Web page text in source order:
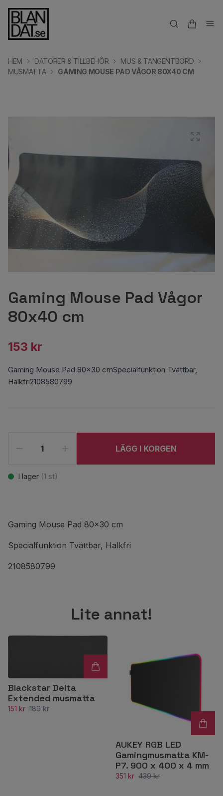
HEM DATORER & TILLBEHÖR
MUS & TANGENTBORD
MUSMATTA
GAMING MOUSE PAD VÅGOR 80X40 CM
Gaming Mouse Pad Vågor
80x40 cm
153 kr
Gaming Mouse Pad 80x30 cmSpecialfunktion Tvättbar,
Halkfri2108580799
LÄGG I KORGEN
I lager (1 st)
Gaming Mouse Pad 80x30 cm
Specialfunktion Tvättbar, Halkfri
2108580799
Lite annat!
Blackstar Delta
Extended musmatta
151 kr 189 kr
AUKEY RGB LED
Gamingmusmatta KM-
P7. 900 x 400 x 4 mm
351 kr 439 kr